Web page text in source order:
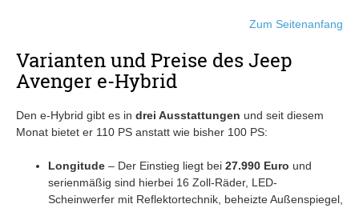
Zum Seitenanfang
Varianten und Preise des Jeep
Avenger e-Hybrid
Den e-Hybrid gibt es in drei Ausstattungen und seit diesem
Monat bietet er 110 PS anstatt wie bisher 100 PS:
Longitude – Der Einstieg liegt bei 27.990 Euro und
serienmäßig sind hierbei 16 Zoll-Räder, LED-
Scheinwerfer mit Reflektortechnik, beheizte Außenspiegel,